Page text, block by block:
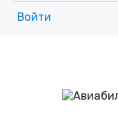
Войти